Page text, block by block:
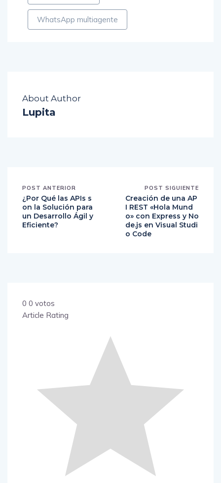
WhatsApp multiagente
About Author
Lupita
POST ANTERIOR
¿Por Qué las APIs s
on la Solución para
un Desarrollo Ágil y
Eficiente?
POST SIGUIENTE
Creación de una AP
I REST «Hola Mund
o» con Express y No
de.js en Visual Studi
o Code
0 0 votos
Article Rating